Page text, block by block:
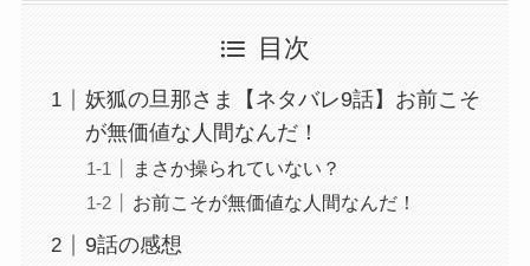
目次
妖狐の旦那さま【ネタバレ9話】お前こそ
が無価値な人間なんだ！
まさか操られていない？
お前こそが無価値な人間なんだ！
9話の感想